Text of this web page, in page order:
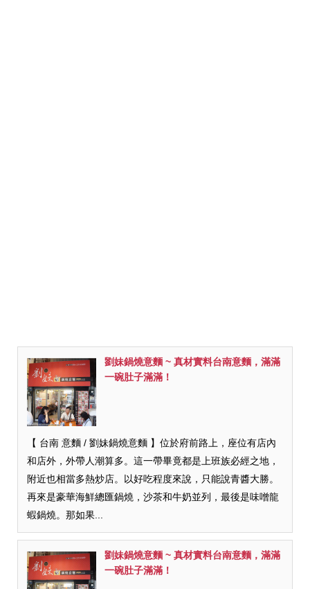
劉妹鍋燒意麵 ~ 真材實料台南意麵，滿滿
一碗肚子滿滿！
【 台南 意麵 / 劉妹鍋燒意麵 】位於府前路上，座位有店內
和店外，外帶人潮算多。這一帶畢竟都是上班族必經之地，
附近也相當多熱炒店。以好吃程度來說，只能說青醬大勝。
再來是豪華海鮮總匯鍋燒，沙茶和牛奶並列，最後是味噌龍
蝦鍋燒。那如果...
劉妹鍋燒意麵 ~ 真材實料台南意麵，滿滿
一碗肚子滿滿！